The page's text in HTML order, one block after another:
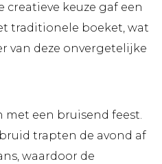
creatieve keuze gaf een
traditionele boeket, wat
van deze onvergetelijke
met een bruisend feest.
trapten de avond af
waardoor de